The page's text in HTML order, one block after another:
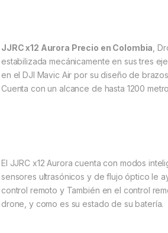
JJRC x12 Aurora Precio en Colombia ,
estabilizada mecánicamente en sus tres
en el DJI Mavic Air por su diseño de
Cuenta con un alcance de hasta 1200
El JJRC x12 Aurora cuenta con modos
sensores ultrasónicos y de flujo óptico le
control remoto y También en el control
drone, y como es su estado de su batería.